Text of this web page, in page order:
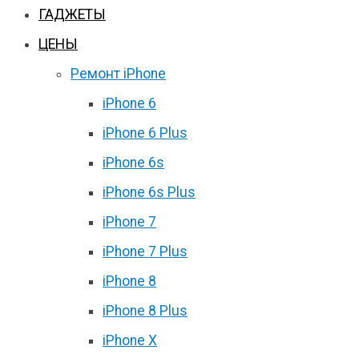
ГАДЖЕТЫ
ЦЕНЫ
Ремонт iPhone
iPhone 6
iPhone 6 Plus
iPhone 6s
iPhone 6s Plus
iPhone 7
iPhone 7 Plus
iPhone 8
iPhone 8 Plus
iPhone X